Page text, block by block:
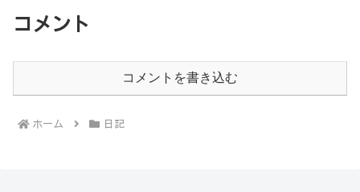
コメント
コメントを書き込む
ホーム 日記